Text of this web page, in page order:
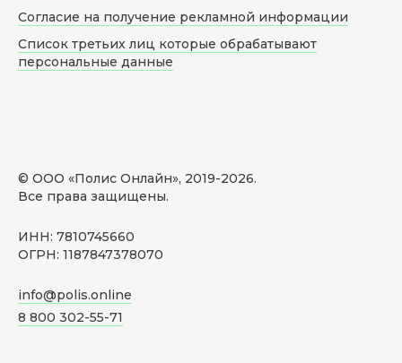
© ООО «Полис Онлайн», 2019-2026.
Все права защищены.
ИНН: 7810745660
ОГРН: 1187847378070
info@polis.online
8 800 302-55-71
Согласие на получение рекламной информации
Список третьих лиц которые обрабатывают
персональные данные